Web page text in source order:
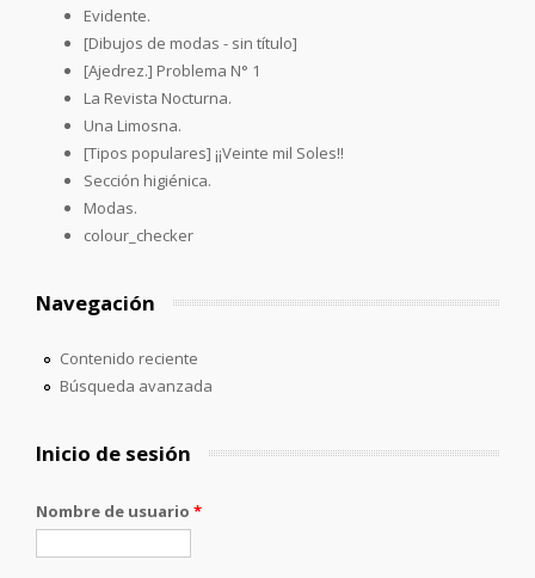
Evidente.
[Dibujos de modas - sin título]
[Ajedrez.] Problema N° 1
La Revista Nocturna.
Una Limosna.
[Tipos populares] ¡¡Veinte mil Soles!!
Sección higiénica.
Modas.
colour_checker
Navegación
Contenido reciente
Búsqueda avanzada
Inicio de sesión
Nombre de usuario *